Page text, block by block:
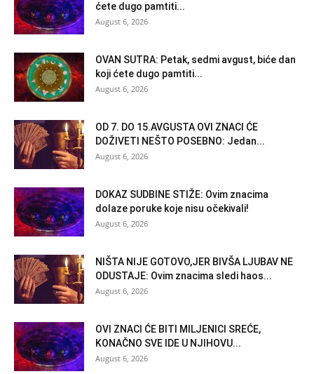
ćete dugo pamtiti...
August 6, 2026
OVAN SUTRA: Petak, sedmi avgust, biće dan
koji ćete dugo pamtiti...
August 6, 2026
OD 7. DO 15.AVGUSTA OVI ZNACI ĆE
DOŽIVETI NEŠTO POSEBNO: Jedan...
August 6, 2026
DOKAZ SUDBINE STIŽE: Ovim znacima
dolaze poruke koje nisu očekivali!
August 6, 2026
NIŠTA NIJE GOTOVO,JER BIVŠA LJUBAV NE
ODUSTAJE: Ovim znacima sledi haos...
August 6, 2026
OVI ZNACI ĆE BITI MILJENICI SREĆE,
KONAČNO SVE IDE U NJIHOVU...
August 6, 2026